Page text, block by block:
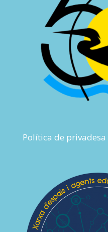
Política de privadesa